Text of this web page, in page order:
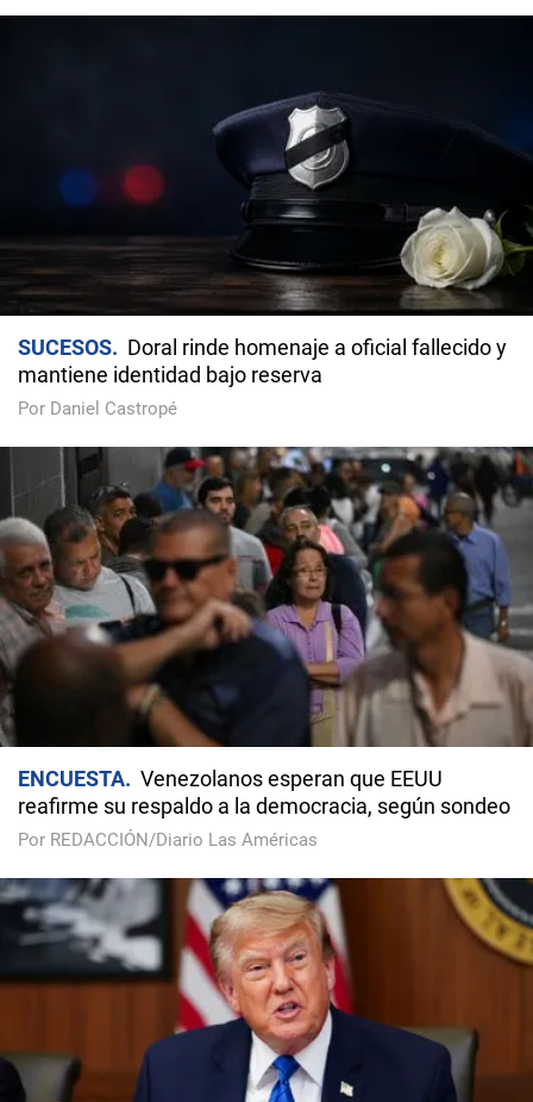
SUCESOS
Doral rinde homenaje a oficial fallecido y
mantiene identidad bajo reserva
Por Daniel Castropé
ENCUESTA
Venezolanos esperan que EEUU
reafirme su respaldo a la democracia, según sondeo
Por REDACCIÓN/Diario Las Américas